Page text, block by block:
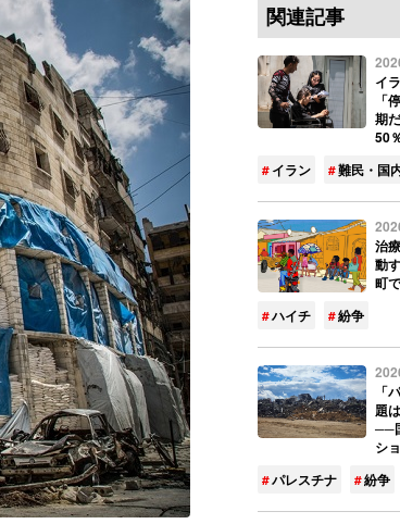
関連記事
イ
「
期
50
イラン
難民・国
治
動
町
ハイチ
紛争
「
題
──
シ
パレスチナ
紛争